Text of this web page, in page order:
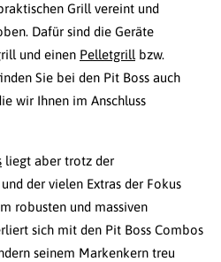
Grill vereint und
Dafür sind die Geräte
und einen Pelletgrillbzw.
Sie bei den Pit Boss auch
wir Ihnen im Anschluss
liegt aber trotz der
der vielen Extras der Fokus
robusten und massiven
sich mit den Pit Boss Combos
seinem Markenkern treu